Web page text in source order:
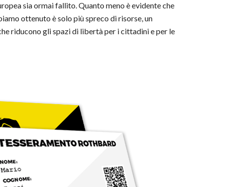
sia ormai fallito. Quanto meno è evidente che
ottenuto è solo più spreco di risorse, un
riducono gli spazi di libertà per i cittadini e per le